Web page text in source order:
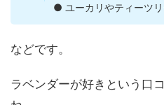
● ユーカリやティーツ
などです。
ラベンダーが好きという口